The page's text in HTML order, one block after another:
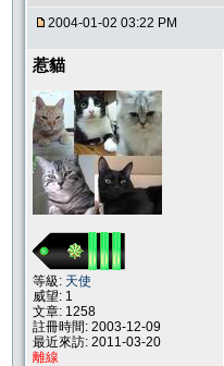
2004-01-02 03:22 PM
惹貓
等級: 天使
威望: 1
文章: 1258
註冊時間: 2003-12-09
最近來訪: 2011-03-20
離線